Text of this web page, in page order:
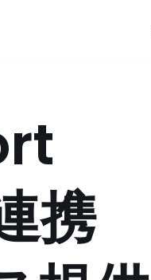
携